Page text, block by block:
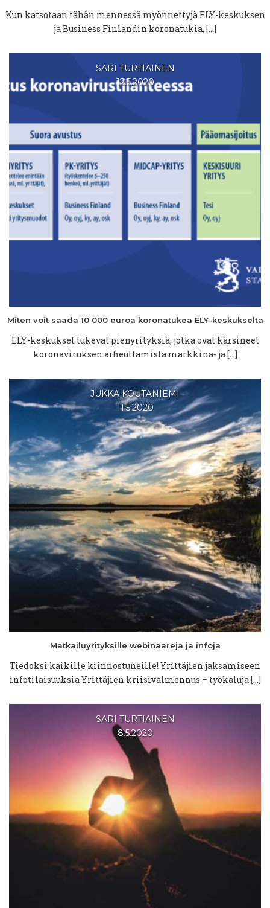
Kun katsotaan tähän mennessä myönnettyjä ELY-keskuksen
ja Business Finlandin koronatukia, […]
SARI TURTIAINEN
12.5.2020
Miten voit saada 10 000 euroa koronatukea ELY-keskukselta
ELY-keskukset tukevat pienyrityksiä, jotka ovat kärsineet
koronaviruksen aiheuttamista markkina- ja […]
JUKKA KOUTANIEMI
11.5.2020
Matkailuyrityksille webinaareja ja infoja
Tiedoksi kaikille kiinnostuneille! Yrittäjien jaksamiseen
infotilaisuuksia Yrittäjien kriisivalmennus – työkaluja […]
SARI TURTIAINEN
8.5.2020